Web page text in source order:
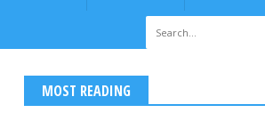
MOST READING